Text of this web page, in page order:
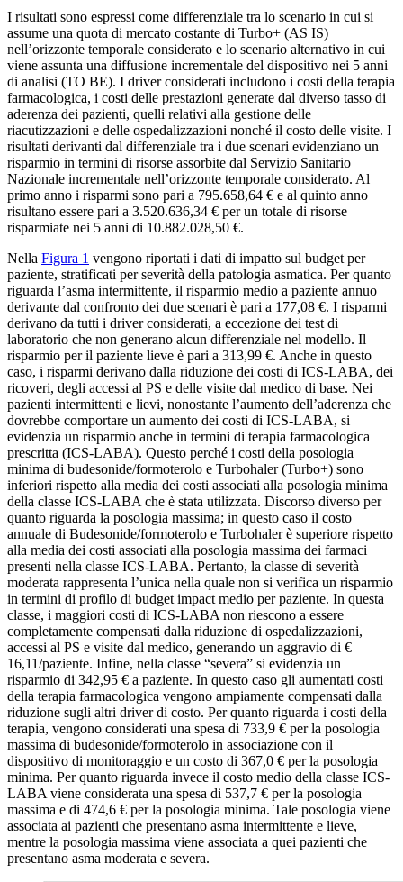
I risultati sono espressi come differenziale tra lo scenario in cui si
assume una quota di mercato costante di Turbo+ (AS IS)
nell’orizzonte temporale considerato e lo scenario alternativo in cui
viene assunta una diffusione incrementale del dispositivo nei 5 anni
di analisi (TO BE). I driver considerati includono i costi della terapia
farmacologica, i costi delle prestazioni generate dal diverso tasso di
aderenza dei pazienti, quelli relativi alla gestione delle
riacutizzazioni e delle ospedalizzazioni nonché il costo delle visite. I
risultati derivanti dal differenziale tra i due scenari evidenziano un
risparmio in termini di risorse assorbite dal Servizio Sanitario
Nazionale incrementale nell’orizzonte temporale considerato. Al
primo anno i risparmi sono pari a 795.658,64 € e al quinto anno
risultano essere pari a 3.520.636,34 € per un totale di risorse
risparmiate nei 5 anni di 10.882.028,50 €.
Nella Figura 1 vengono riportati i dati di impatto sul budget per
paziente, stratificati per severità della patologia asmatica. Per quanto
riguarda l’asma intermittente, il risparmio medio a paziente annuo
derivante dal confronto dei due scenari è pari a 177,08 €. I risparmi
derivano da tutti i driver considerati, a eccezione dei test di
laboratorio che non generano alcun differenziale nel modello. Il
risparmio per il paziente lieve è pari a 313,99 €. Anche in questo
caso, i risparmi derivano dalla riduzione dei costi di ICS-LABA, dei
ricoveri, degli accessi al PS e delle visite dal medico di base. Nei
pazienti intermittenti e lievi, nonostante l’aumento dell’aderenza che
dovrebbe comportare un aumento dei costi di ICS-LABA, si
evidenzia un risparmio anche in termini di terapia farmacologica
prescritta (ICS-LABA). Questo perché i costi della posologia
minima di budesonide/formoterolo e Turbohaler (Turbo+) sono
inferiori rispetto alla media dei costi associati alla posologia minima
della classe ICS-LABA che è stata utilizzata. Discorso diverso per
quanto riguarda la posologia massima; in questo caso il costo
annuale di Budesonide/formoterolo e Turbohaler è superiore rispetto
alla media dei costi associati alla posologia massima dei farmaci
presenti nella classe ICS-LABA. Pertanto, la classe di severità
moderata rappresenta l’unica nella quale non si verifica un risparmio
in termini di profilo di budget impact medio per paziente. In questa
classe, i maggiori costi di ICS-LABA non riescono a essere
completamente compensati dalla riduzione di ospedalizzazioni,
accessi al PS e visite dal medico, generando un aggravio di €
16,11/paziente. Infine, nella classe “severa” si evidenzia un
risparmio di 342,95 € a paziente. In questo caso gli aumentati costi
della terapia farmacologica vengono ampiamente compensati dalla
riduzione sugli altri driver di costo. Per quanto riguarda i costi della
terapia, vengono considerati una spesa di 733,9 € per la posologia
massima di budesonide/formoterolo in associazione con il
dispositivo di monitoraggio e un costo di 367,0 € per la posologia
minima. Per quanto riguarda invece il costo medio della classe ICS-
LABA viene considerata una spesa di 537,7 € per la posologia
massima e di 474,6 € per la posologia minima. Tale posologia viene
associata ai pazienti che presentano asma intermittente e lieve,
mentre la posologia massima viene associata a quei pazienti che
presentano asma moderata e severa.